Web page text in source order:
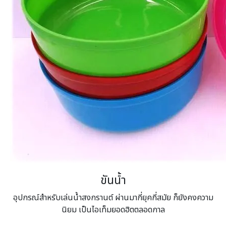
ขันน้ำ
อุปกรณ์สำหรับเล่นน้ำสงกรานต์ ผ่านมากี่ยุคกี่สมัย ก็ยังคงความ
นิยม เป็นไอเท็มยอดฮิตตลอดกาล